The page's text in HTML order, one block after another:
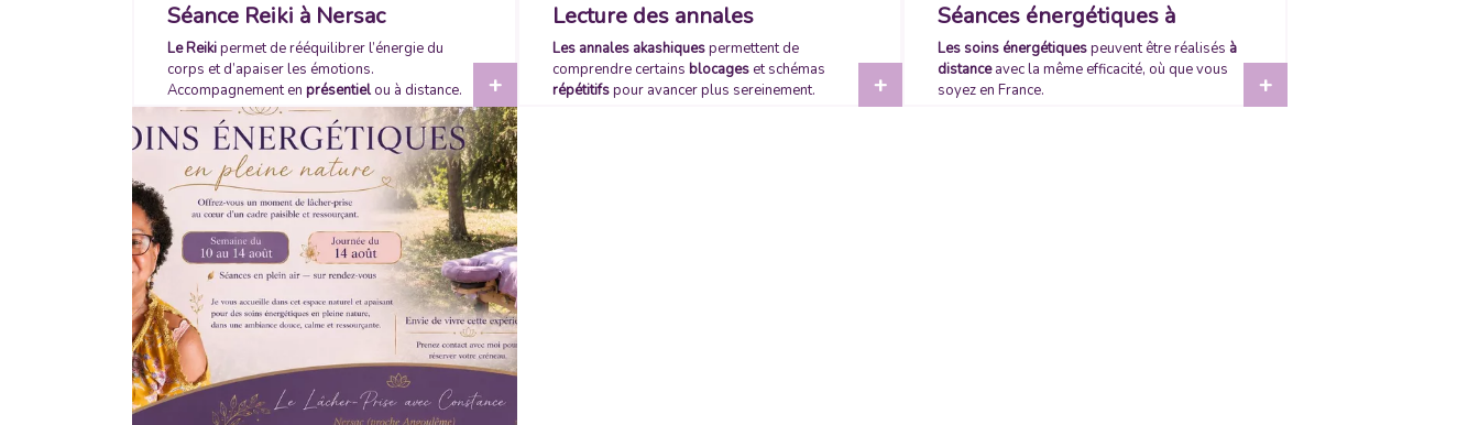
Séance Reiki à Nersac
Le Reikipermet de rééquilibrer l’énergie du
corps et d’apaiser les émotions.
Accompagnement en présentielou à distance. +
Lecture des annales
akashiques
Les annales akashiquespermettent de
comprendre certains blocages et schémas
répétitifspour avancer plus sereinement. +
Séances énergétiques à
distance
Les soins énergétiquespeuvent être réalisés à
distanceavec la même efficacité, où que vous
soyez en France.
+